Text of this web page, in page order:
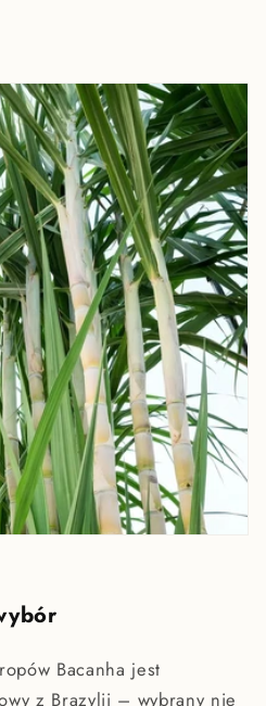
Bacanha jest
z Brazylii – wybrany nie